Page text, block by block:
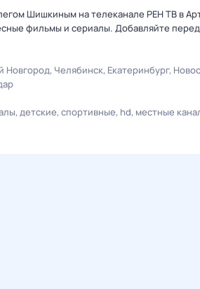
Шишкиным на телеканале РЕН ТВ в
фильмы и сериалы. Добавляйте
Новгород Челябинск Екатеринбург
детские спортивные hd местные